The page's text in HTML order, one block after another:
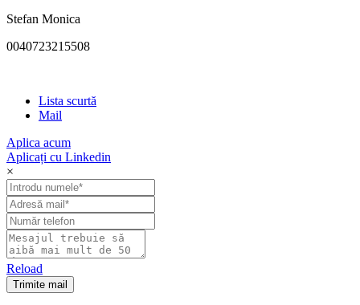
Stefan Monica
0040723215508
Lista scurtă
Mail
Aplica acum
Aplicați cu Linkedin
×
Reload